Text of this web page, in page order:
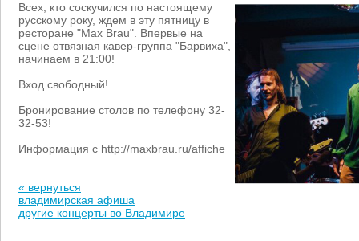
Всех, кто соскучился по настоящему
русскому року, ждем в эту пятницу в
ресторане "Max Brau". Впервые на
сцене отвязная кавер-группа "Барвиха",
начинаем в 21:00!
Вход свободный!
Бронирование столов по телефону 32-
32-53!
Информация с http://maxbrau.ru/affiche
« вернуться
владимирская афиша
другие концерты во Владимире